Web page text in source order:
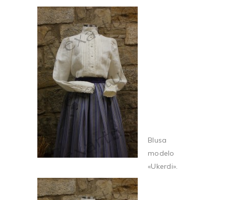
Blusa
modelo
«Ukerdi».